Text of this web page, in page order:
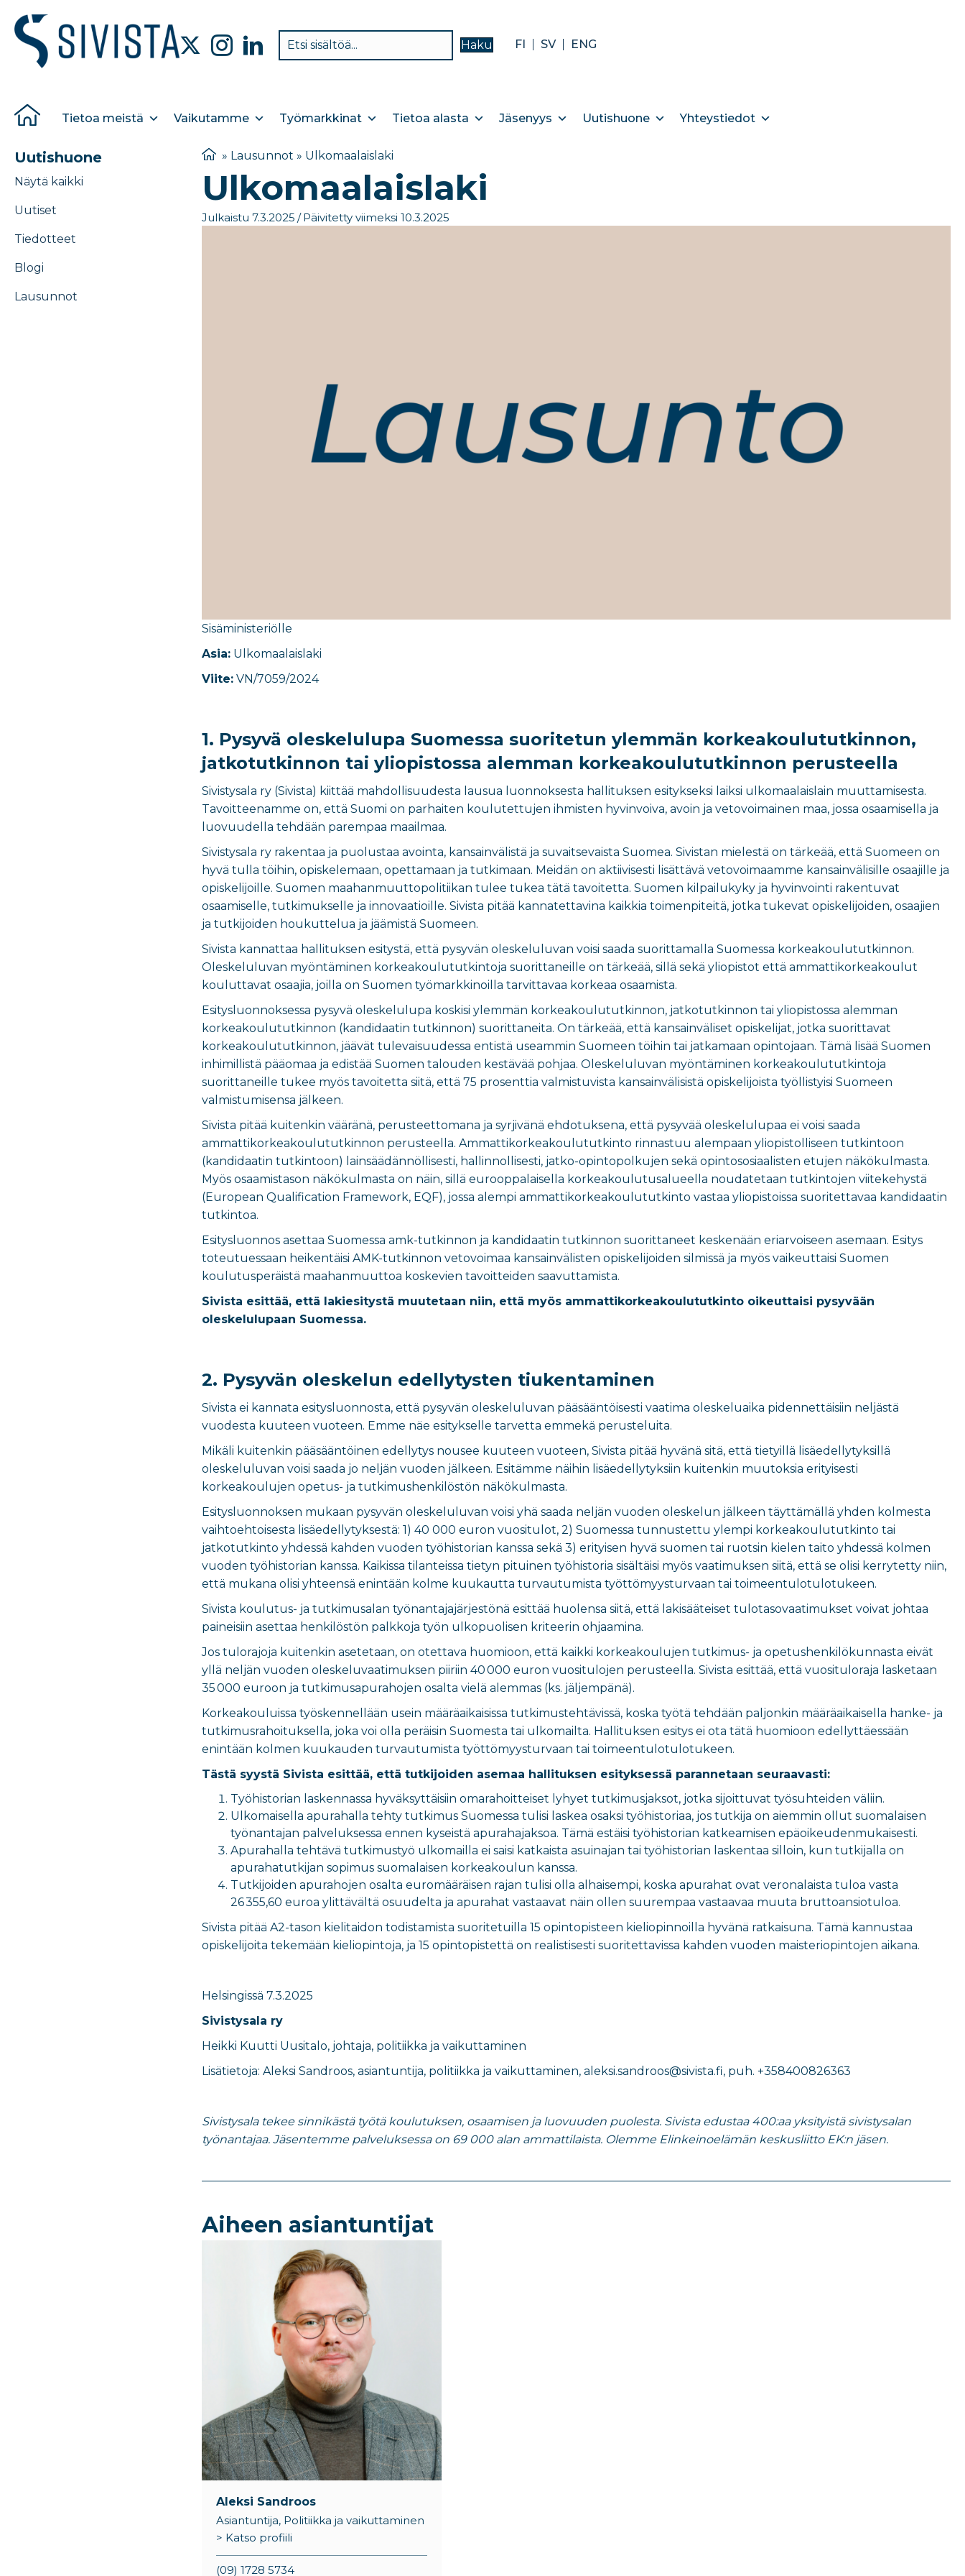
Haku FI SV ENG
Tietoa meistä Vaikutamme Työmarkkinat Tietoa alasta Jäsenyys Uutishuone Yhteystiedot
Uutishuone
Näytä kaikki
Uutiset
Tiedotteet
Blogi
Lausunnot
» Lausunnot » Ulkomaalaislaki
Ulkomaalaislaki
Julkaistu 7.3.2025 / Päivitetty viimeksi 10.3.2025
Sisäministeriö ​lle
Asia: ​Ulkomaalaislaki
Viite: VN/7059/2024
1. Pysyvä oleskelulupa Suomessa suoritetun ylemmän korkeakoulututkinnon,
jatkotutkinnon tai yliopistossa alemman korkeakoulututkinnon perusteella
Sivistysala ry (Sivista) kiittää mahdollisuudesta lausua luonnoksesta hallituksen esitykseksi laiksi ulkomaalaislain muuttamisesta.
Tavoitteenamme on, että Suomi on parhaiten koulutettujen ihmisten hyvinvoiva, avoin ja vetovoimainen maa, jossa osaamisella ja
luovuudella tehdään parempaa maailmaa.
Sivistysala ry rakentaa ja puolustaa avointa, kansainvälistä ja suvaitsevaista Suomea. Sivistan mielestä on tärkeää, että Suomeen on
hyvä tulla töihin, opiskelemaan, opettamaan ja tutkimaan. Meidän on aktiivisesti lisättävä vetovoimaamme kansainvälisille osaajille ja
opiskelijoille. Suomen maahanmuuttopolitiikan tulee tukea tätä tavoitetta. Suomen kilpailukyky ja hyvinvointi rakentuvat
osaamiselle, tutkimukselle ja innovaatioille. Sivista pitää kannatettavina kaikkia toimenpiteitä, jotka tukevat opiskelijoiden, osaajien
ja tutkijoiden houkuttelua ja jäämistä Suomeen.
Sivista kannattaa hallituksen esitystä, että pysyvän oleskeluluvan voisi saada suorittamalla Suomessa korkeakoulututkinnon.
Oleskeluluvan myöntäminen korkeakoulututkintoja suorittaneille on tärkeää, sillä sekä yliopistot että ammattikorkeakoulut
kouluttavat osaajia, joilla on Suomen työmarkkinoilla tarvittavaa korkeaa osaamista.
Esitysluonnoksessa pysyvä oleskelulupa koskisi ylemmän korkeakoulututkinnon, jatkotutkinnon tai yliopistossa alemman
korkeakoulututkinnon (kandidaatin tutkinnon) suorittaneita. On tärkeää, että kansainväliset opiskelijat, jotka suorittavat
korkeakoulututkinnon, jäävät tulevaisuudessa entistä useammin Suomeen töihin tai jatkamaan opintojaan. Tämä lisää Suomen
inhimillistä pääomaa ja edistää Suomen talouden kestävää pohjaa. Oleskeluluvan myöntäminen korkeakoulututkintoja
suorittaneille tukee myös tavoitetta siitä, että 75 prosenttia valmistuvista kansainvälisistä opiskelijoista työllistyisi Suomeen
valmistumisensa jälkeen.
Sivista pitää kuitenkin vääränä, perusteettomana ja syrjivänä ehdotuksena, että pysyvää oleskelulupaa ei voisi saada
ammattikorkeakoulututkinnon perusteella. Ammattikorkeakoulututkinto rinnastuu alempaan yliopistolliseen tutkintoon
(kandidaatin tutkintoon) lainsäädännöllisesti, hallinnollisesti, jatko-opintopolkujen sekä opintososiaalisten etujen näkökulmasta.
Myös osaamistason näkökulmasta on näin, sillä eurooppalaisella korkeakoulutusalueella noudatetaan tutkintojen viitekehystä
(European Qualification Framework, EQF), jossa alempi ammattikorkeakoulututkinto vastaa yliopistoissa suoritettavaa kandidaatin
tutkintoa.
Esitysluonnos asettaa Suomessa amk-tutkinnon ja kandidaatin tutkinnon suorittaneet keskenään eriarvoiseen asemaan. Esitys
toteutuessaan heikentäisi AMK-tutkinnon vetovoimaa kansainvälisten opiskelijoiden silmissä ja myös vaikeuttaisi Suomen
koulutusperäistä maahanmuuttoa koskevien tavoitteiden saavuttamista.
Sivista esittää, että lakiesitystä muutetaan niin, että myös ammattikorkeakoulututkinto oikeuttaisi pysyvään
oleskelulupaan Suomessa.
2. Pysyvän oleskelun edellytysten tiukentaminen
Sivista ei kannata esitysluonnosta, että pysyvän oleskeluluvan pääsääntöisesti vaatima oleskeluaika pidennettäisiin neljästä
vuodesta kuuteen vuoteen. Emme näe esitykselle tarvetta emmekä perusteluita.
Mikäli kuitenkin pääsääntöinen edellytys nousee kuuteen vuoteen, Sivista pitää hyvänä sitä, että tietyillä lisäedellytyksillä
oleskeluluvan voisi saada jo neljän vuoden jälkeen. Esitämme näihin lisäedellytyksiin kuitenkin muutoksia erityisesti
korkeakoulujen opetus- ja tutkimushenkilöstön näkökulmasta.
Esitysluonnoksen mukaan pysyvän oleskeluluvan voisi yhä saada neljän vuoden oleskelun jälkeen täyttämällä yhden kolmesta
vaihtoehtoisesta lisäedellytyksestä: 1) 40 000 euron vuositulot, 2) Suomessa tunnustettu ylempi korkeakoulututkinto tai
jatkotutkinto yhdessä kahden vuoden työhistorian kanssa sekä 3) erityisen hyvä suomen tai ruotsin kielen taito yhdessä kolmen
vuoden työhistorian kanssa. Kaikissa tilanteissa tietyn pituinen työhistoria sisältäisi myös vaatimuksen siitä, että se olisi kerrytetty niin,
että mukana olisi yhteensä enintään kolme kuukautta turvautumista työttömyysturvaan tai toimeentulotulotukeen.
Sivista koulutus- ja tutkimusalan työnantajajärjestönä esittää huolensa siitä, että lakisääteiset tulotasovaatimukset voivat johtaa
paineisiin asettaa henkilöstön palkkoja työn ulkopuolisen kriteerin ohjaamina.
Jos tulorajoja kuitenkin asetetaan, on otettava huomioon, että kaikki korkeakoulujen tutkimus- ja opetushenkilökunnasta eivät
yllä neljän vuoden oleskeluvaatimuksen piiriin 40 000 euron vuositulojen perusteella. Sivista esittää, että vuosituloraja lasketaan
35 000 euroon ja tutkimusapurahojen osalta vielä alemmas (ks. jäljempänä).
Korkeakouluissa työskennellään usein määräaikaisissa tutkimustehtävissä, koska työtä tehdään paljonkin määräaikaisella hanke- ja
tutkimusrahoituksella, joka voi olla peräisin Suomesta tai ulkomailta. Hallituksen esitys ei ota tätä huomioon edellyttäessään
enintään kolmen kuukauden turvautumista työttömyysturvaan tai toimeentulotulotukeen.
Tästä syystä Sivista esittää, että tutkijoiden asemaa hallituksen esityksessä parannetaan seuraavasti:
Työhistorian laskennassa hyväksyttäisiin omarahoitteiset lyhyet tutkimusjaksot, jotka sijoittuvat työsuhteiden väliin.
Ulkomaisella apurahalla tehty tutkimus Suomessa tulisi laskea osaksi työhistoriaa, jos tutkija on aiemmin ollut suomalaisen
työnantajan palveluksessa ennen kyseistä apurahajaksoa. Tämä estäisi työhistorian katkeamisen epäoikeudenmukaisesti.
Apurahalla tehtävä tutkimustyö ulkomailla ei saisi katkaista asuinajan tai työhistorian laskentaa silloin, kun tutkijalla on
apurahatutkijan sopimus suomalaisen korkeakoulun kanssa.
Tutkijoiden apurahojen osalta euromääräisen rajan tulisi olla alhaisempi, koska apurahat ovat veronalaista tuloa vasta
26 355,60 euroa ylittävältä osuudelta ja apurahat vastaavat näin ollen suurempaa vastaavaa muuta bruttoansiotuloa.
Sivista pitää A2-tason kielitaidon todistamista suoritetuilla 15 opintopisteen kieliopinnoilla hyvänä ratkaisuna. Tämä kannustaa
opiskelijoita tekemään kieliopintoja, ja 15 opintopistettä on realistisesti suoritettavissa kahden vuoden maisteriopintojen aikana.
Helsingissä 7.3.2025
Sivistysala ry
Heikki Kuutti Uusitalo, johtaja, politiikka ja vaikuttaminen
​Lisätietoja: Aleksi Sandroos, asiantuntija, politiikka ja vaikuttaminen​, aleksi.sandroos@sivista.fi, puh. +358400826363
Sivistysala tekee sinnikästä työtä koulutuksen, osaamisen ja luovuuden puolesta. Sivista edustaa 400:aa yksityistä sivistysalan
työnantajaa. Jäsentemme palveluksessa on 69 000 alan ammattilaista. Olemme Elinkeinoelämän keskusliitto EK:n jäsen.
Aiheen asiantuntijat
Aleksi Sandroos
Asiantuntija, Politiikka ja vaikuttaminen
> Katso profiili
(09) 1728 5734